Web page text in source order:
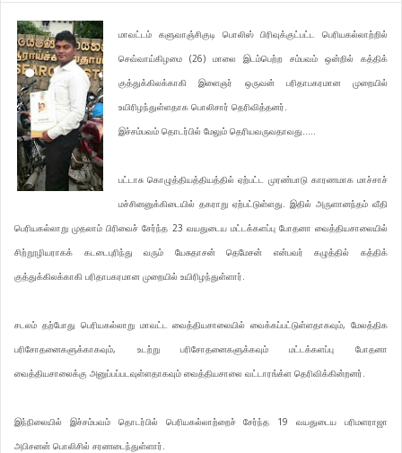
மாவட்டம் களுவாஞ்சிகுடி பொலிஸ் பிரிவுக்குட்பட்ட பெரியகல்லாற்றில்
செவ்வாய்கிழமை (26) மாலை இடம்பெற்ற சம்பவம் ஒன்றில் கத்திக்
குத்துக்கிலக்காகி இளைஞர் ஒருவன் பரிதாபகரமான முறையில்
உயிரிழந்துள்ளதாக பொலிசார் தெரிவித்தனர்.
இச்சம்பவம் தொடர்பில் மேலும் தெரியவருவதாவது…..
பட்டாசு கொழுத்தியத்தியத்தில் ஏற்பட்ட முரண்பாடு காரணமாக மாச்சாச்
மச்சினனுக்கிடையில் தகராறு ஏற்பட்டுள்ளது. இதில் அருளானந்தம் வீதி
பெரியகல்லாறு முதலாம் பிரிவைச் சேர்ந்த 23 வயதுடைய மட்டக்களப்பு போதனா வைத்தியசாலையில்
சிற்றூழியராகக் கடடைபுரிந்து வரும் யேசுதாசன் தெமேசன் என்பவர் கழுத்தில் கத்திக்
குத்துக்கிலக்காகி பரிதாபகரமான முறையில் உயிரிழந்துள்ளார்.
சடலம் தற்போது பெரியகல்லாறு மாவட்ட வைத்தியசாலையில் வைக்கப்பட்டுள்ளதாகவும், மேலத்திக
பரிசோதனைகளுக்காகவும், உடற்று பரிசோதனைகளுக்கவும் மட்டக்களப்பு போதனா
வைத்தியசாலைக்கு அனுப்பப்படவுள்ளதாகவும் வைத்தியசாலை வட்டாரங்க்ள தெரிவிக்கின்றனர்.
இந்நிலையில் இச்சம்பவம் தொடர்பில் பெரியகல்லாற்றைச் சேர்ந்த 19 வயதுடைய பரிமளராஜா
அபிசனன் பொலிசில் சரணடைந்துள்ளார்.